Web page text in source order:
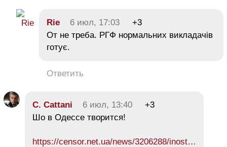
Rie 6 июл, 17:03
+3
От не треба. РГФ нормальних викладачів
готує.
Ответить
C. Cattani 6 июл, 13:40
+3
Шо в Одессе творится!
https://censor.net.ua/news/3206288/inost…